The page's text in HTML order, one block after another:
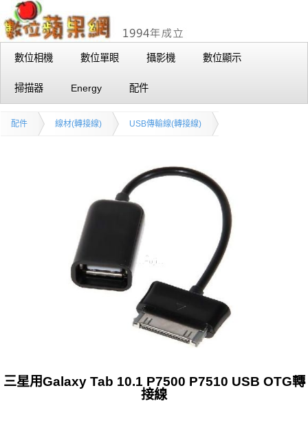
數位相機 數位單眼 攝影機 數位顯示
掃描器 Energy 配件
配件 線材(轉接線) USB傳輸線(轉接線)
三星用Galaxy Tab 10.1 P7500 P7510 USB OTG轉
接線